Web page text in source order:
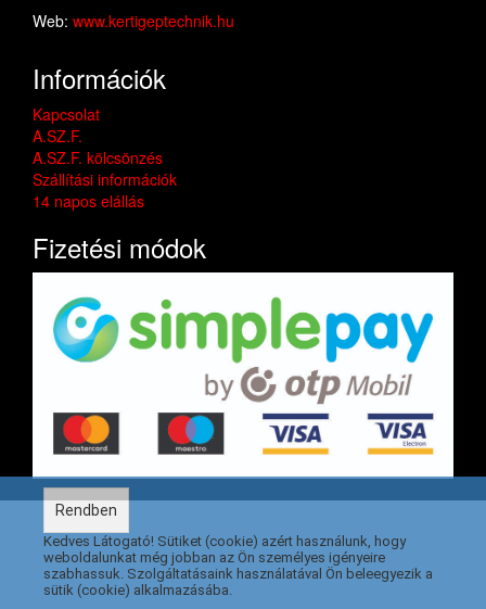
Web: www.kertigeptechnik.hu
Információk
Kapcsolat
A.SZ.F.
A.SZ.F. kölcsönzés
Szállítási információk
14 napos elállás
Fizetési módok
Rendben
Kedves Látogató! Sütiket (cookie) azért használunk, hogy
weboldalunkat még jobban az Ön személyes igényeire
szabhassuk. Szolgáltatásaink használatával Ön beleegyezik a
sütik (cookie) alkalmazásába.